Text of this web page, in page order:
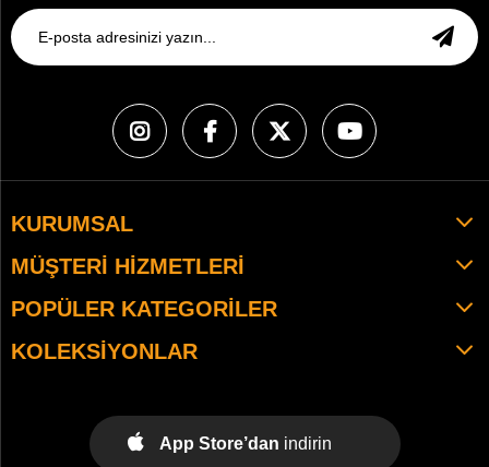
KURUMSAL
MÜŞTERI HIZMETLERI
POPÜLER KATEGORILER
KOLEKSIYONLAR
App Store’dan indirin